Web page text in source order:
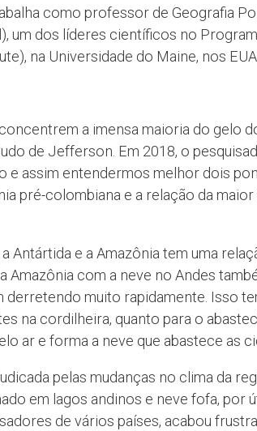
como professor de Geografia
um dos líderes científicos no
na Universidade do Maine, nos EUA.
a imensa maioria do gelo
de Jefferson. Em 2018, o
e assim entendermos melhor dois
pré-colombiana e a relação da
Antártida e a Amazônia tem uma
Amazônia com a neve no Andes
derretendo muito rapidamente. Isso
na cordilheira, quanto para o
ar e forma a neve que abastece as
pelas mudanças no clima da
em lagos andinos e neve fofa, por
de vários países, acabou